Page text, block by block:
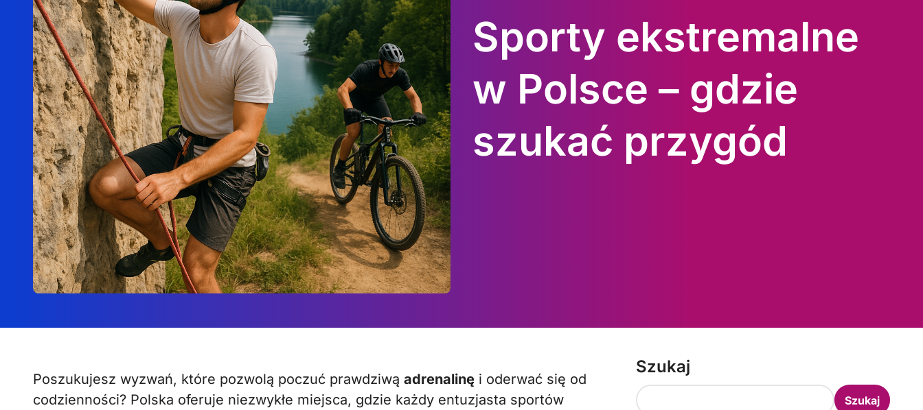
Sporty ekstremalne
w Polsce – gdzie
szukać przygód
Poszukujesz wyzwań, które pozwolą poczuć prawdziwą adrenalinę i oderwać się od
codzienności? Polska oferuje niezwykłe miejsca, gdzie każdy entuzjasta sportów
Szukaj
Szukaj